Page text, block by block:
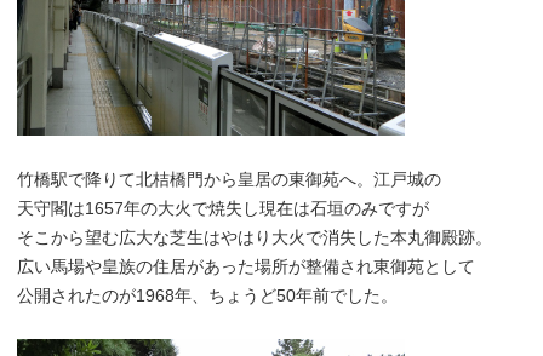
竹橋駅で降りて北桔橋門から皇居の東御苑へ。江戸城の
天守閣は1657年の大火で焼失し現在は石垣のみですが
そこから望む広大な芝生はやはり大火で消失した本丸御殿跡。
広い馬場や皇族の住居があった場所が整備され東御苑として
公開されたのが1968年、ちょうど50年前でした。